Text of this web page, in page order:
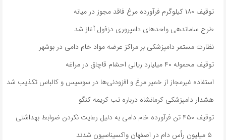
توقیف ۱۸۰ کیلوگرم فرآورده مرغ فاقد مجوز در میانه
طرح ساماندهی واحدهای دامپروری دزفول آغاز شد
نظارت مستمر دامپزشکی بر مراکز عرضه مواد خام دامی در بوشهر
توقیف محموله ۴۰ میلیارد ریالی احشام قاچاق در مراغه
استفاده غیرمجاز از خمیر مرغ و افزودنی‌ها در سوسیس و کالباس تکذیب شد
هشدار دامپزشکی کرمانشاه درباره تب کریمه کنگو
توقیف ۴۵۰ تن فرآورده خام دامی به دلیل رعایت نکردن ضوابط بهداشتی